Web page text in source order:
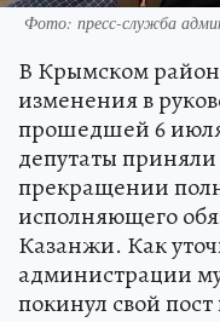
Фото: пресс-служба
В Крымском
изменения в
прошедшей 6
депутаты
прекращении
исполняющего
Казанжи. Как
администрации
покинул свой